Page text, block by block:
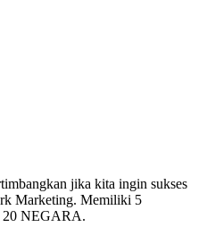
jika kita ingin sukses
Marketing. Memiliki 5
20 NEGARA.